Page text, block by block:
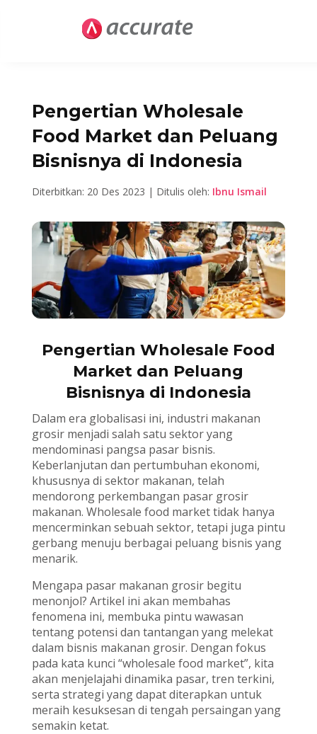
Pengertian Wholesale
Food Market dan Peluang
Bisnisnya di Indonesia
Diterbitkan: 20 Des 2023 | Ditulis oleh: Ibnu Ismail
Pengertian Wholesale Food
Market dan Peluang
Bisnisnya di Indonesia
Dalam era globalisasi ini, industri makanan
grosir menjadi salah satu sektor yang
mendominasi pangsa pasar bisnis.
Keberlanjutan dan pertumbuhan ekonomi,
khususnya di sektor makanan, telah
mendorong perkembangan pasar grosir
makanan. Wholesale food market tidak hanya
mencerminkan sebuah sektor, tetapi juga pintu
gerbang menuju berbagai peluang bisnis yang
menarik.
Mengapa pasar makanan grosir begitu
menonjol? Artikel ini akan membahas
fenomena ini, membuka pintu wawasan
tentang potensi dan tantangan yang melekat
dalam bisnis makanan grosir. Dengan fokus
pada kata kunci “wholesale food market”, kita
akan menjelajahi dinamika pasar, tren terkini,
serta strategi yang dapat diterapkan untuk
meraih kesuksesan di tengah persaingan yang
semakin ketat.